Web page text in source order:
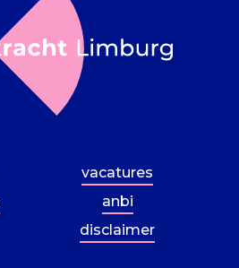
vacatures
anbi
disclaimer